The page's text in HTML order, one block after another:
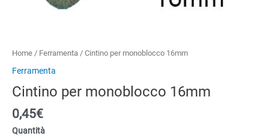
Home / Ferramenta / Cintino per monoblocco 16mm
Ferramenta
Cintino per monoblocco 16mm
0,45€
Quantità